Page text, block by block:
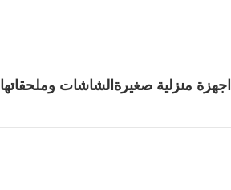
اجهزة منزلية صغيرة الشاشات وملحقاتها